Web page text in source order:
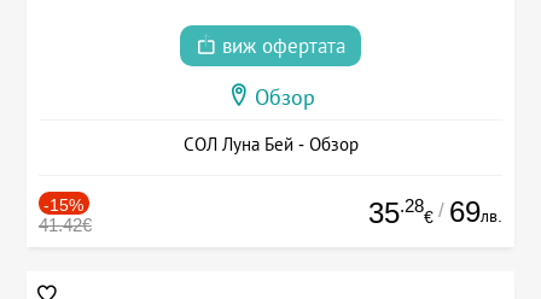
виж офертата
Обзор
СОЛ Луна Бей - Обзор
-15%
41.42€ 35.28
€ / 69лв.